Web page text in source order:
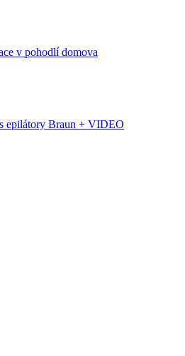
v pohodlí domova
epilátory Braun + VIDEO